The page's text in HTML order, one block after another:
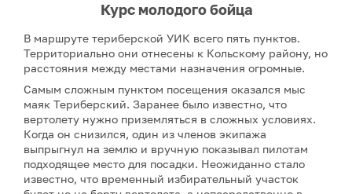
Курс молодого бойца
В маршруте териберской УИК всего пять пунктов.
Территориально они отнесены к Кольскому району, но
расстояния между местами назначения огромные.
Самым сложным пунктом посещения оказался мыс
маяк Териберский. Заранее было известно, что
вертолету нужно приземляться в сложных условиях.
Когда он снизился, один из членов экипажа
выпрыгнул на землю и вручную показывал пилотам
подходящее место для посадки. Неожиданно стало
известно, что временный избирательный участок